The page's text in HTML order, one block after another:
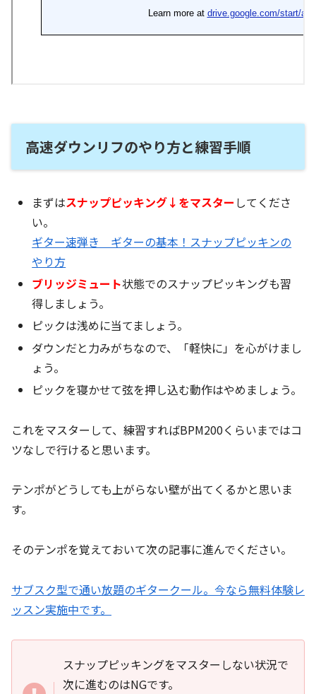
高速ダウンリフのやり方と練習手順
まずはスナップピッキング↓をマスター してくださ
い。
ギター速弾き ギターの基本！スナップピッキンの
やり方
ブリッジミュート状態でのスナップピッキングも習
得しましょう。
ピックは浅めに当てましょう。
ダウンだと力みがちなので、「軽快に」を心がけまし
ょう。
ピックを寝かせて弦を押し込む動作はやめましょう。
これをマスターして、練習すればBPM200くらいまではコ
ツなしで行けると思います。
テンポがどうしても上がらない壁が出てくるかと思いま
す。
そのテンポを覚えておいて次の記事に進んでください。
サブスク型で通い放題のギタークール。今なら無料体験レ
ッスン実施中です。
スナップピッキングをマスターしない状況で
次に進むのはNGです。